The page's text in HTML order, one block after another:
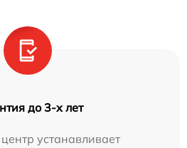
до 3-х лет
устанавливает